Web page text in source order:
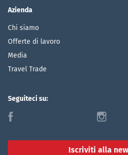
Azienda
Chi siamo
Offerte di lavoro
Media
Travel Trade
Seguiteci su:
f i
Iscriviti alla